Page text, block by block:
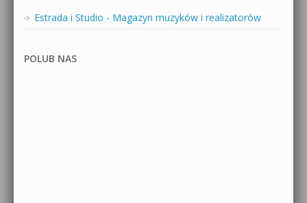
Estrada i Studio - Magazyn muzyków i realizatorów
POLUB NAS